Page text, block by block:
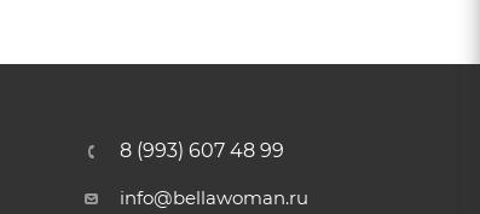
8 (993) 607 48 99
info@bellawoman.ru